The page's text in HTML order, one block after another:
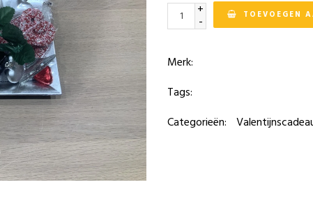
+
- TOEVOEGEN
Merk:
Tags:
Categorieën: